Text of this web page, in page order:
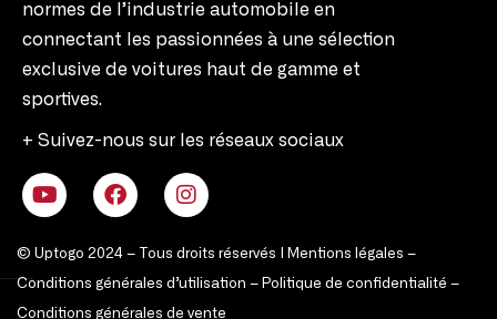
normes de l’industrie automobile en
connectant les passionnées à une sélection
exclusive de voitures haut de gamme et
sportives.
+ Suivez-nous sur les réseaux sociaux
© Uptogo 2024 – Tous droits réservés | Mentions légales –
Conditions générales d’utilisation – Politique de confidentialité –
Conditions générales de vente